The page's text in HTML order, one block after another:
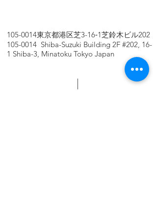
105-0014東京都港区芝3-16‐1芝鈴木ビル202
105-0014 Shiba-Suzuki Building 2F #202, 16-
1 Shiba-3, Minatoku Tokyo Japan